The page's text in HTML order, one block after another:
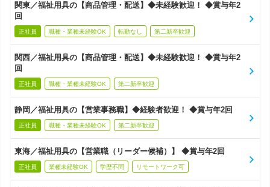
関東／福祉用具の【商品管理・配送】◆未経験歓迎！ ◆賞与年2
回
正社員 職種・業種未経験OK 転勤なし 第二新卒歓迎
関西／福祉用具の【商品管理・配送】◆未経験歓迎！ ◆賞与年2
回
正社員 職種・業種未経験OK 第二新卒歓迎
静岡／福祉用具の【営業事務職】◆経験者歓迎！ ◆賞与年2回
正社員 職種・業種未経験OK 第二新卒歓迎
東海／福祉用具の【営業職（リーダー候補）】 ◆賞与年2回
正社員 業種未経験OK 学歴不問 リモートワーク可